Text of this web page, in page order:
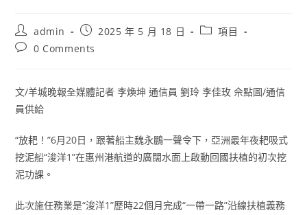
Post
author:
admin
Post
published:
2025 年 5 月 18 日
Post項目
Post0 Comments
文/羊城晚報全媒體記者 李煥坤 通信員 劉玲 李佳玫 佘點圖/通信
員供給
“放耙！”6月20日，跟著船主魏永鵬一聲令下，亞洲最年夜耙吸式
挖泥船“浚洋1”在惠州港航道的廣闊水面上啟動回國扶植的初次挖
泥功課。
此次施任務業是“浚洋1”歷時22個月完成“一帶一路”沿線扶植義務